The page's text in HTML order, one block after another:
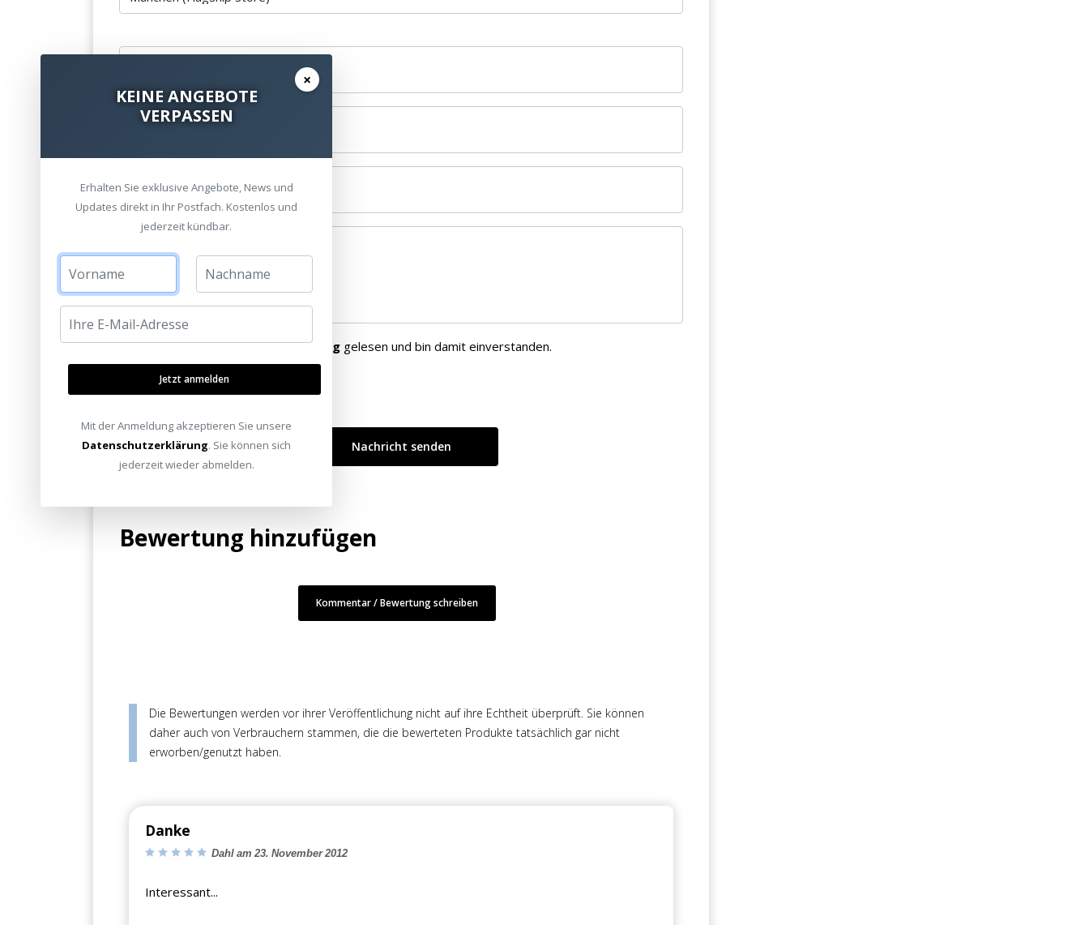
Telefonnummer
Nachricht *
Ich habe dieDatenschutzerklärung gelesen und bin damit einverstanden.
Bewertung hinzufügen
Kommentar / Bewertung schreiben
Die Bewertungen werden vor ihrer Veröffentlichung nicht auf ihre Echtheit überprüft. Sie können
daher auch von Verbrauchern stammen, die die bewerteten Produkte tatsächlich gar nicht
erworben/genutzt haben.
Danke
Dahl am 23. November 2012
Interessant...
×
KEINE ANGEBOTE
VERPASSEN
Erhalten Sie exklusive Angebote, News und
Updates direkt in Ihr Postfach. Kostenlos und
jederzeit kündbar.
Jetzt anmelden
Mit der Anmeldung akzeptieren Sie unsere
Datenschutzerklärung. Sie können sich
jederzeit wieder abmelden.